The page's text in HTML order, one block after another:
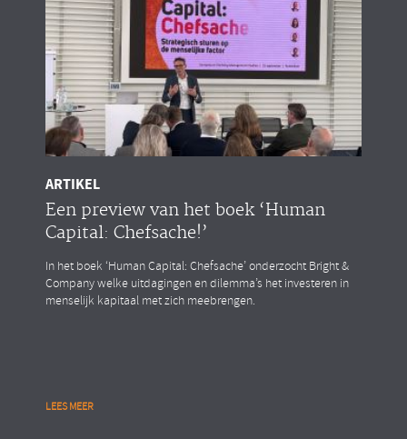
ARTIKEL
Een preview van het boek ‘Human
Capital: Chefsache!’
In het boek ‘Human Capital: Chefsache’ onderzocht Bright &
Company welke uitdagingen en dilemma’s het investeren in
menselijk kapitaal met zich meebrengen.
LEES MEER